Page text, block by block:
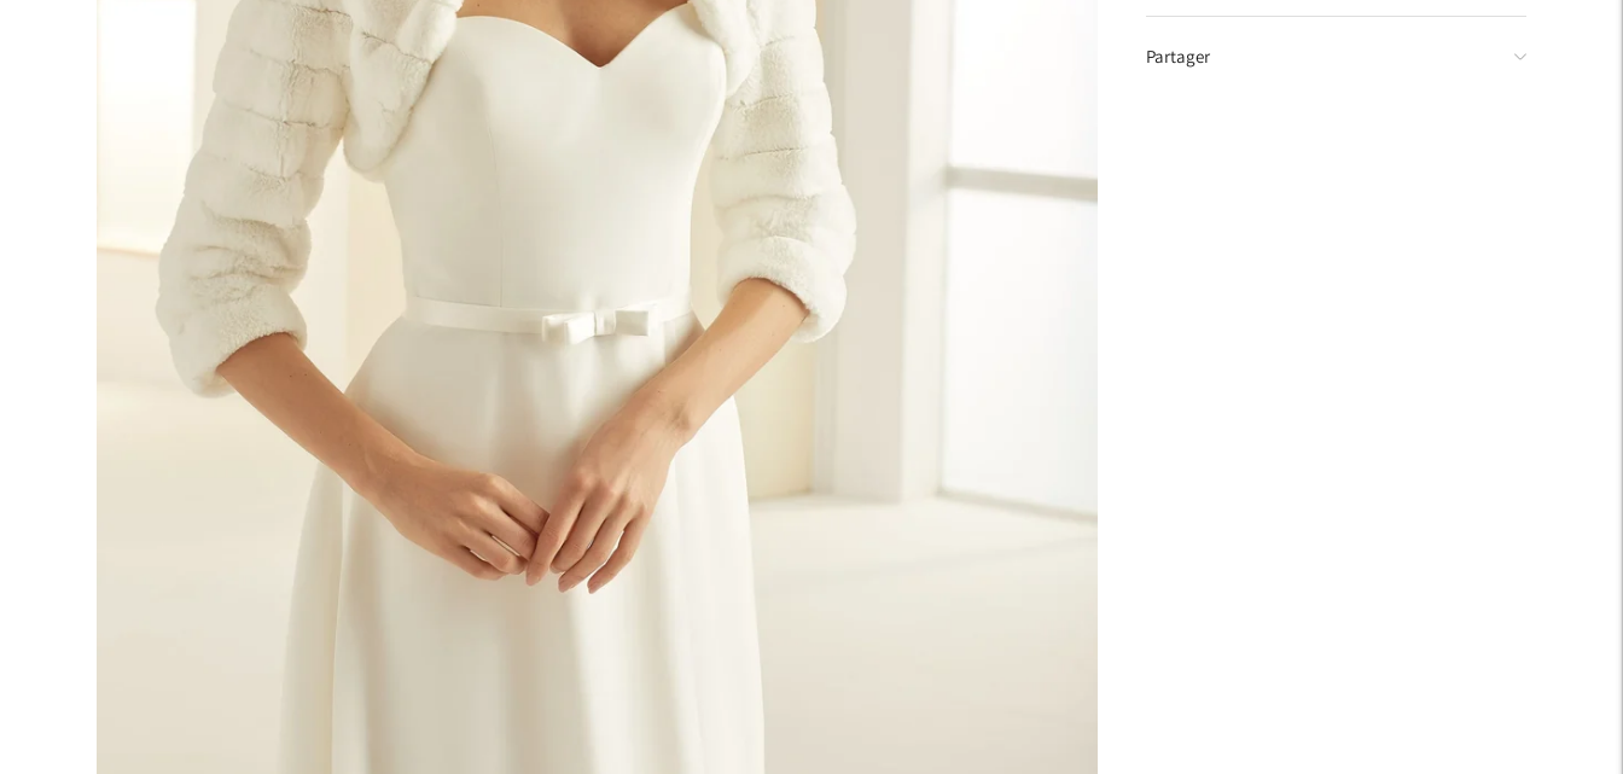
produit
à
Partager